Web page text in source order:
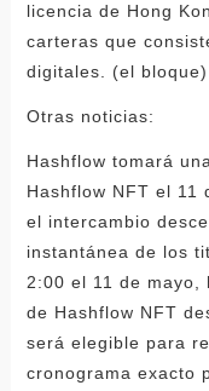
licencia de Hong
carteras que
digitales. (el bloque)
Otras noticias:
Hashflow tomará
Hashflow NFT el 11
el intercambio
instantánea de los
2:00 el 11 de
de Hashflow NFT
será elegible para
cronograma exacto